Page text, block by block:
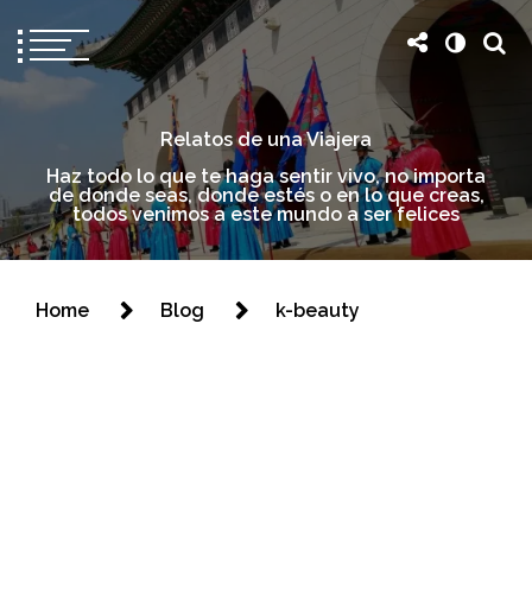
Relatos de una Viajera
Haz todo lo que te haga sentir vivo, no importa
de donde seas, donde estés o en lo que creas,
todos venimos a este mundo a ser felices
Home Blog k-beauty